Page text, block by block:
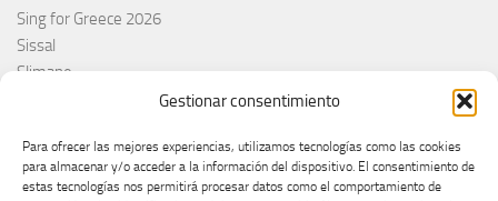
Gestionar consentimiento
Para ofrecer las mejores experiencias, utilizamos tecnologías como las cookies
para almacenar y/o acceder a la información del dispositivo. El consentimiento de
estas tecnologías nos permitirá procesar datos como el comportamiento de
Sing for Greece 2026
Sissal
Slimane
Slovakia
Slovaquie